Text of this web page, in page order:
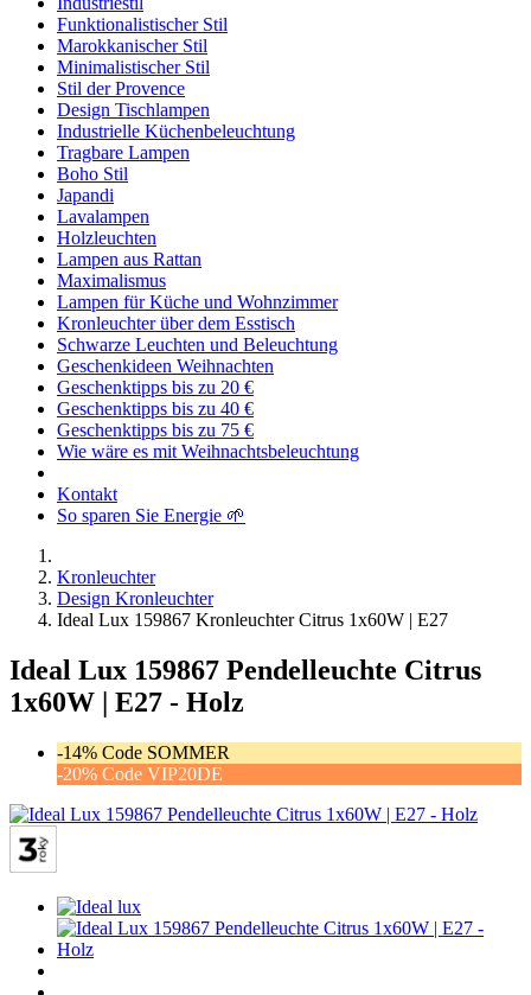
Funktionalistischer Stil
Marokkanischer Stil
Minimalistischer Stil
Stil der Provence
Design Tischlampen
Industrielle Küchenbeleuchtung
Tragbare Lampen
Boho Stil
Japandi
Lavalampen
Holzleuchten
Lampen aus Rattan
Maximalismus
Lampen für Küche und Wohnzimmer
Kronleuchter über dem Esstisch
Schwarze Leuchten und Beleuchtung
Geschenkideen Weihnachten
Geschenktipps bis zu 20 €
Geschenktipps bis zu 40 €
Geschenktipps bis zu 75 €
Wie wäre es mit Weihnachtsbeleuchtung
Kontakt
So sparen Sie Energie 🌱
Kronleuchter
Design Kronleuchter
Ideal Lux 159867 Kronleuchter Citrus 1x60W | E27
Ideal Lux 159867 Pendelleuchte Citrus
1x60W | E27 - Holz
-14% Code SOMMER
-20% Code VIP20DE